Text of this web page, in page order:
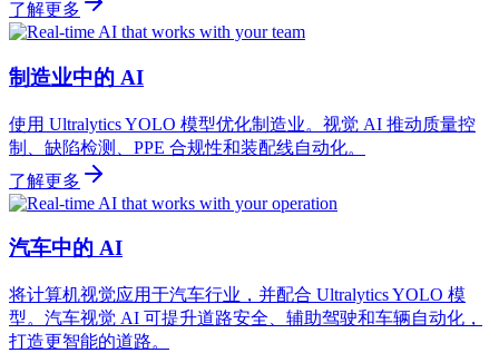
了解更多
制造业中的 AI
使用 Ultralytics YOLO 模型优化制造业。视觉 AI 推动质量控
制、缺陷检测、PPE 合规性和装配线自动化。
了解更多
汽车中的 AI
将计算机视觉应用于汽车行业，并配合 Ultralytics YOLO 模
型。汽车视觉 AI 可提升道路安全、辅助驾驶和车辆自动化，
打造更智能的道路。